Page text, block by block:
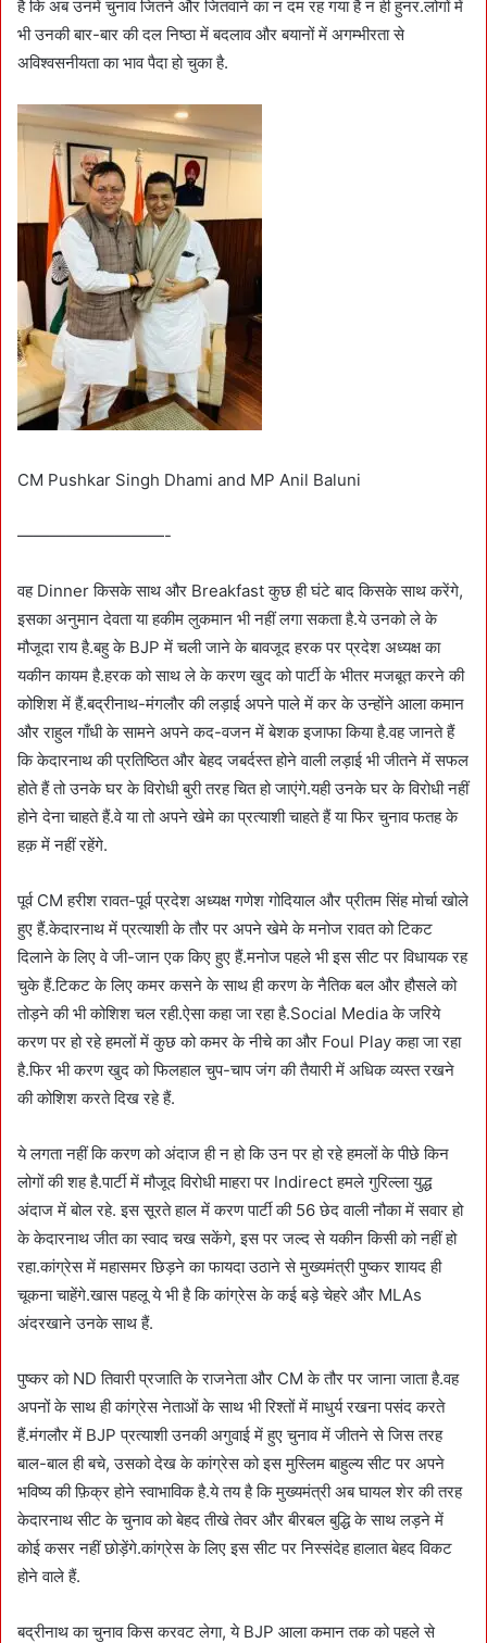
है कि अब उनमें चुनाव जितने और जितवाने का न दम रह गया है न ही हुनर.लोगों में
भी उनकी बार-बार की दल निष्ठा में बदलाव और बयानों में अगम्भीरता से
अविश्वसनीयता का भाव पैदा हो चुका है.
CM Pushkar Singh Dhami and MP Anil Baluni
—————————-
वह Dinner किसके साथ और Breakfast कुछ ही घंटे बाद किसके साथ करेंगे,
इसका अनुमान देवता या हकीम लुकमान भी नहीं लगा सकता है.ये उनको ले के
मौजूदा राय है.बहु के BJP में चली जाने के बावजूद हरक पर प्रदेश अध्यक्ष का
यकीन कायम है.हरक को साथ ले के करण खुद को पार्टी के भीतर मजबूत करने की
कोशिश में हैं.बद्रीनाथ-मंगलौर की लड़ाई अपने पाले में कर के उन्होंने आला कमान
और राहुल गाँधी के सामने अपने कद-वजन में बेशक इजाफा किया है.वह जानते हैं
कि केदारनाथ की प्रतिष्ठित और बेहद जबर्दस्त होने वाली लड़ाई भी जीतने में सफल
होते हैं तो उनके घर के विरोधी बुरी तरह चित हो जाएंगे.यही उनके घर के विरोधी नहीं
होने देना चाहते हैं.वे या तो अपने खेमे का प्रत्याशी चाहते हैं या फिर चुनाव फतह के
हक़ में नहीं रहेंगे.
पूर्व CM हरीश रावत-पूर्व प्रदेश अध्यक्ष गणेश गोदियाल और प्रीतम सिंह मोर्चा खोले
हुए हैं.केदारनाथ में प्रत्याशी के तौर पर अपने खेमे के मनोज रावत को टिकट
दिलाने के लिए वे जी-जान एक किए हुए हैं.मनोज पहले भी इस सीट पर विधायक रह
चुके हैं.टिकट के लिए कमर कसने के साथ ही करण के नैतिक बल और हौसले को
तोड़ने की भी कोशिश चल रही.ऐसा कहा जा रहा है.Social Media के जरिये
करण पर हो रहे हमलों में कुछ को कमर के नीचे का और Foul Play कहा जा रहा
है.फिर भी करण खुद को फिलहाल चुप-चाप जंग की तैयारी में अधिक व्यस्त रखने
की कोशिश करते दिख रहे हैं.
ये लगता नहीं कि करण को अंदाज ही न हो कि उन पर हो रहे हमलों के पीछे किन
लोगों की शह है.पार्टी में मौजूद विरोधी माहरा पर Indirect हमले गुरिल्ला युद्ध
अंदाज में बोल रहे. इस सूरते हाल में करण पार्टी की 56 छेद वाली नौका में सवार हो
के केदारनाथ जीत का स्वाद चख सकेंगे, इस पर जल्द से यकीन किसी को नहीं हो
रहा.कांग्रेस में महासमर छिड़ने का फायदा उठाने से मुख्यमंत्री पुष्कर शायद ही
चूकना चाहेंगे.खास पहलू ये भी है कि कांग्रेस के कई बड़े चेहरे और MLAs
अंदरखाने उनके साथ हैं.
पुष्कर को ND तिवारी प्रजाति के राजनेता और CM के तौर पर जाना जाता है.वह
अपनों के साथ ही कांग्रेस नेताओं के साथ भी रिश्तों में माधुर्य रखना पसंद करते
हैं.मंगलौर में BJP प्रत्याशी उनकी अगुवाई में हुए चुनाव में जीतने से जिस तरह
बाल-बाल ही बचे, उसको देख के कांग्रेस को इस मुस्लिम बाहुल्य सीट पर अपने
भविष्य की फ़िक्र होने स्वाभाविक है.ये तय है कि मुख्यमंत्री अब घायल शेर की तरह
केदारनाथ सीट के चुनाव को बेहद तीखे तेवर और बीरबल बुद्धि के साथ लड़ने में
कोई कसर नहीं छोड़ेंगे.कांग्रेस के लिए इस सीट पर निस्संदेह हालात बेहद विकट
होने वाले हैं.
बद्रीनाथ का चुनाव किस करवट लेगा, ये BJP आला कमान तक को पहले से